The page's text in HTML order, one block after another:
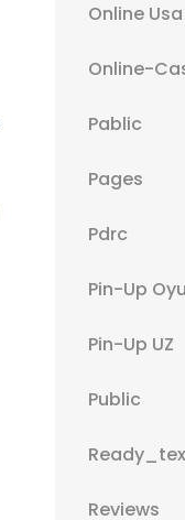
Online
Online-
Pablic
Pages
Pdrc
Pin-Up
Pin-Up UZ
Public
Reviews